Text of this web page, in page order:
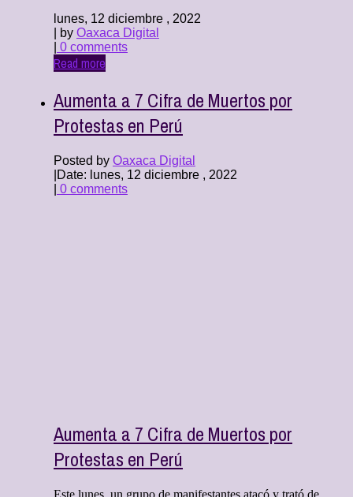
lunes, 12 diciembre , 2022
| by Oaxaca Digital
0 comments
Read more
Aumenta a 7 Cifra de Muertos por
Protestas en Perú
Posted by Oaxaca Digital
Date: lunes, 12 diciembre , 2022
0 comments
Aumenta a 7 Cifra de Muertos por
Protestas en Perú
Este lunes, un grupo de manifestantes atacó y trató de